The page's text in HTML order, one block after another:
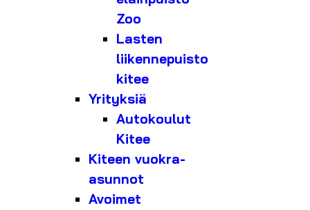
Zoo
Lasten
liikennepuisto
kitee
Yrityksiä
Autokoulut
Kitee
Kiteen vuokra-
asunnot
Avoimet